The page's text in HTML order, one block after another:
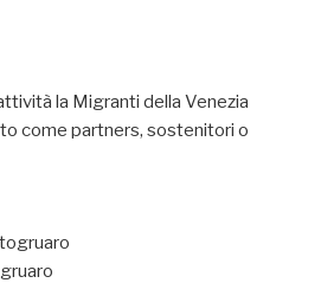
la Migranti della Venezia
come partners, sostenitori o